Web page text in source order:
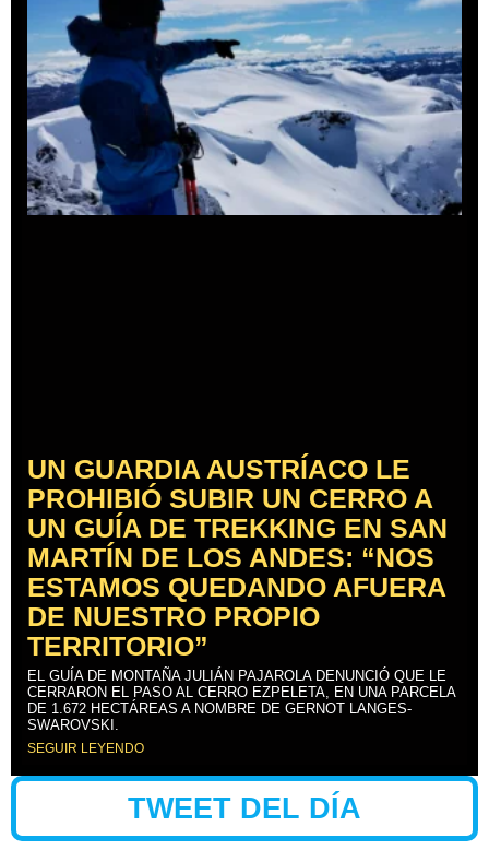
UN GUARDIA AUSTRÍACO LE
PROHIBIÓ SUBIR UN CERRO A
UN GUÍA DE TREKKING EN SAN
MARTÍN DE LOS ANDES: “NOS
ESTAMOS QUEDANDO AFUERA
DE NUESTRO PROPIO
TERRITORIO”
EL GUÍA DE MONTAÑA JULIÁN PAJAROLA DENUNCIÓ QUE LE
CERRARON EL PASO AL CERRO EZPELETA, EN UNA PARCELA
DE 1.672 HECTÁREAS A NOMBRE DE GERNOT LANGES-
SWAROVSKI.
SEGUIR LEYENDO
TWEET DEL DÍA